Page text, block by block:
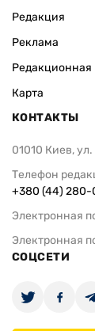
Редакция
Реклама
Редакционная
Карта
КОНТАКТЫ
01010 Киев,
Телефон
+380 (44)
Электронная
Электронная
СОЦСЕТИ